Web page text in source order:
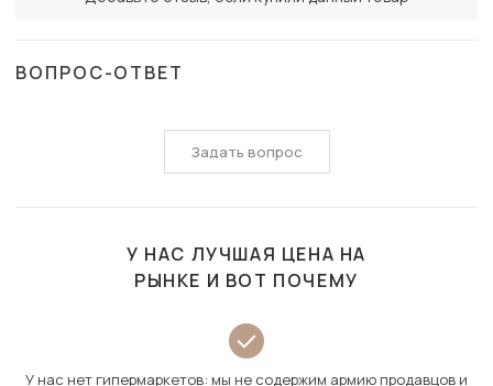
ВОПРОС-ОТВЕТ
Задать вопрос
У НАС ЛУЧШАЯ ЦЕНА НА
РЫНКЕ И ВОТ ПОЧЕМУ
У нас нет гипермаркетов: мы не содержим армию продавцов и